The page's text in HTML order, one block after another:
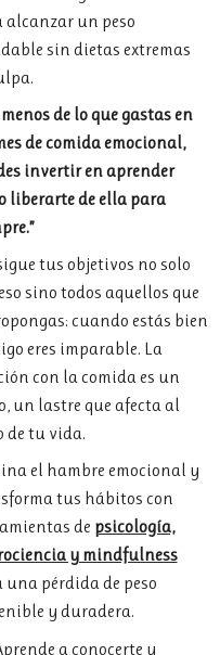
alcanzar un peso
sin dietas extremas
.
menos de lo que gastas en
de comida emocional,
invertir en aprender
liberarte de ella para
tus objetivos no solo
sino todos aquellos que
cuando estás bien
eres imparable. La
con la comida es un
un lastre que afecta al
de tu vida.
el hambre emocional y
tus hábitos con
de psicología,
y mindfulness
una pérdida de peso
y duradera.
a conocerte y